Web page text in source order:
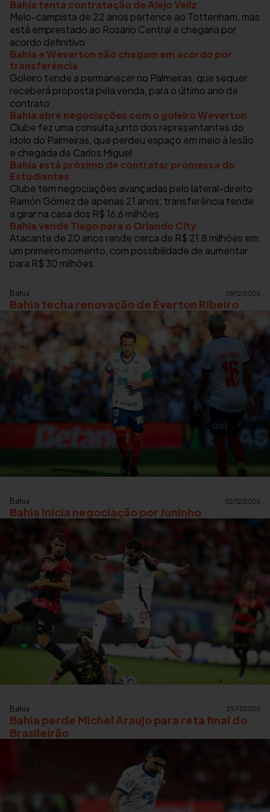
Bahia tenta contratação de Alejo Veliz
Meio-campista de 22 anos pertence ao Tottenham, mas
está emprestado ao Rosario Central e chegaria por
acordo definitivo
Bahia e Weverton não chegam em acordo por
transferência
Goleiro tende a permanecer no Palmeiras, que sequer
receberá proposta pela venda, para o último ano de
contrato
Bahia abre negociações com o goleiro Weverton
Clube fez uma consulta junto dos representantes do
ídolo do Palmeiras, que perdeu espaço em meio à lesão
e chegada de Carlos Miguel
Bahia está próximo de contratar promessa do
Estudiantes
Clube tem negociações avançadas pelo lateral-direito
Ramón Gómez de apenas 21 anos; transferência tende
a girar na casa dos R$ 16,6 milhões
Bahia vende Tiago para o Orlando City
Atacante de 20 anos rende cerca de R$ 21,8 milhões em
um primeiro momento, com possibilidade de aumentar
para R$ 30 milhões
Bahia 09/12/2025
Bahia fecha renovação de Éverton Ribeiro
Bahia 02/12/2025
Bahia inicia negociação por Juninho
Bahia 25/11/2025
Bahia perde Michel Araujo para reta final do
Brasileirão